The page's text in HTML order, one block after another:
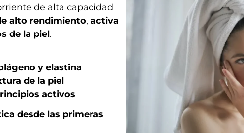
de alta capacidad
alto rendimiento,activa
de la piel.
y elastina
de la piel
activos
desde las primeras